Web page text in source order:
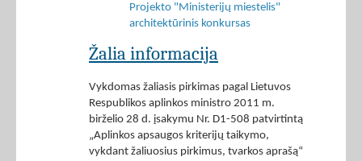
Projekto "Ministerijų miestelis"
architektūrinis konkursas
Žalia informacija
Vykdomas žaliasis pirkimas pagal Lietuvos
Respublikos aplinkos ministro 2011 m.
birželio 28 d. įsakymu Nr. D1-508 patvirtintą
„Aplinkos apsaugos kriterijų taikymo,
vykdant žaliuosius pirkimus, tvarkos aprašą“